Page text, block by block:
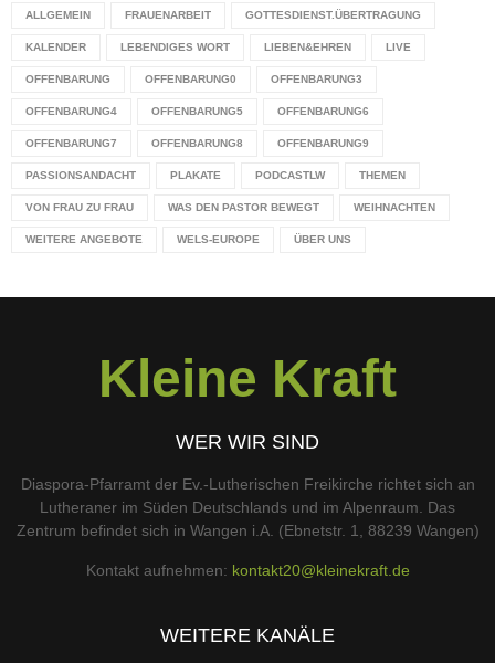
ALLGEMEIN FRAUENARBEIT GOTTESDIENST.ÜBERTRAGUNG
KALENDER LEBENDIGES WORT LIEBEN&EHREN LIVE
OFFENBARUNG OFFENBARUNG0 OFFENBARUNG3
OFFENBARUNG4 OFFENBARUNG5 OFFENBARUNG6
OFFENBARUNG7 OFFENBARUNG8 OFFENBARUNG9
PASSIONSANDACHT PLAKATE PODCASTLW THEMEN
VON FRAU ZU FRAU WAS DEN PASTOR BEWEGT WEIHNACHTEN
WEITERE ANGEBOTE WELS-EUROPE ÜBER UNS
Kleine Kraft
WER WIR SIND
Diaspora-Pfarramt der Ev.-Lutherischen Freikirche richtet sich an
Lutheraner im Süden Deutschlands und im Alpenraum. Das
Zentrum befindet sich in Wangen i.A. (Ebnetstr. 1, 88239 Wangen)
Kontakt aufnehmen: kontakt20@kleinekraft.de
WEITERE KANÄLE